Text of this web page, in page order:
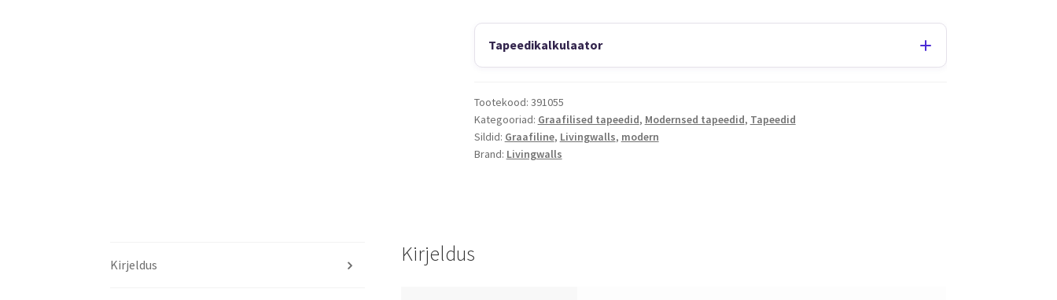
Tapeedikalkulaator
Tootekood: 391055
Kategooriad: Graafilised tapeedid, Modernsed tapeedid, Tapeedid
Sildid: Graafiline, Livingwalls, modern
Brand: Livingwalls
Kirjeldus Kirjeldus